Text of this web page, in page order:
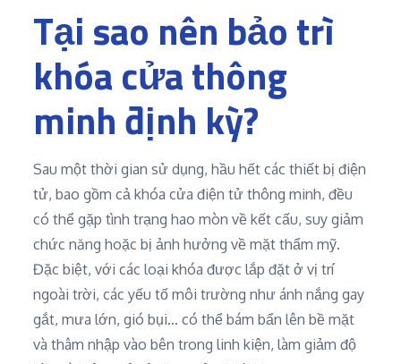
Tại sao nên bảo trì
khóa cửa thông
minh định kỳ?
Sau một thời gian sử dụng, hầu hết các thiết bị điện
tử, bao gồm cả khóa cửa điện tử thông minh, đều
có thể gặp tình trạng hao mòn về kết cấu, suy giảm
chức năng hoặc bị ảnh hưởng về mặt thẩm mỹ.
Đặc biệt, với các loại khóa được lắp đặt ở vị trí
ngoài trời, các yếu tố môi trường như ánh nắng gay
gắt, mưa lớn, gió bụi… có thể bám bẩn lên bề mặt
và thâm nhập vào bên trong linh kiện, làm giảm độ